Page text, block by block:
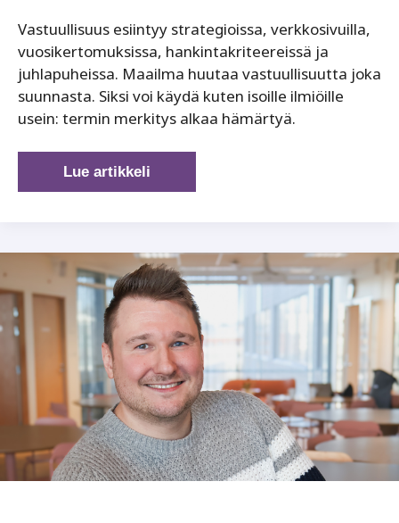
Vastuullisuus esiintyy strategioissa, verkkosivuilla,
vuosikertomuksissa, hankintakriteereissä ja
juhlapuheissa. Maailma huutaa vastuullisuutta joka
suunnasta. Siksi voi käydä kuten isoille ilmiöille
usein: termin merkitys alkaa hämärtyä.
Vastuullisuus
tarvitsee
Lue artikkeli